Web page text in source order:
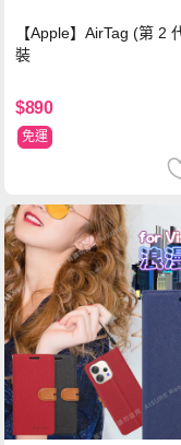
【Apple】AirTag (第 2
裝
$890
免運